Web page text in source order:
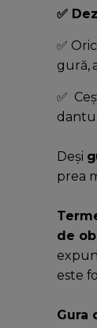
✅
✅
gură,
✅
Deși
prea
de
este
Gura